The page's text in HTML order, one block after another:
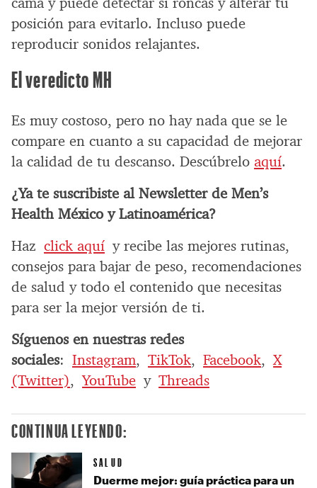
posición para evitarlo. Incluso puede
reproducir sonidos relajantes.
El veredicto MH
Es muy costoso, pero no hay nada que se le
compare en cuanto a su capacidad de mejorar
la calidad de tu descanso. Descúbrelo aquí.
¿Ya te suscribiste al Newsletter de Men’s
Health México y Latinoamérica?
Haz click aquí y recibe las mejores rutinas,
consejos para bajar de peso, recomendaciones
de salud y todo el contenido que necesitas
para ser la mejor versión de ti.
Síguenos en nuestras redes
sociales: Instagram, TikTok, Facebook,X
(Twitter),YouTube y Threads
CONTINUA LEYENDO:
SALUD
Duerme mejor: guía práctica para un